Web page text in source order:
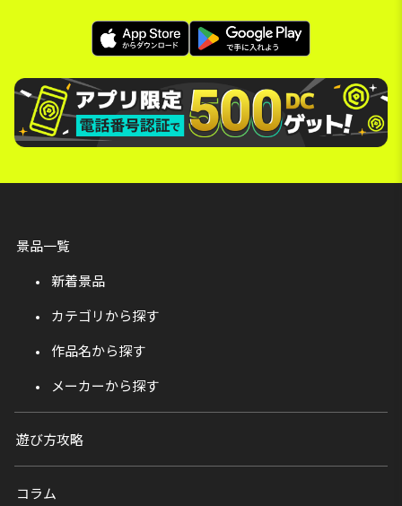
景品一覧
新着景品
カテゴリから探す
作品名から探す
メーカーから探す
遊び方攻略
コラム